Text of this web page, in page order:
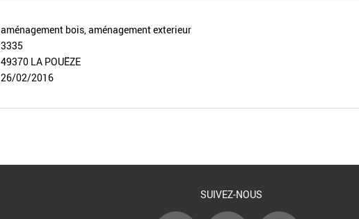
aménagement bois, aménagement exterieur
3335
49370 LA POUËZE
26/02/2016
SUIVEZ-NOUS